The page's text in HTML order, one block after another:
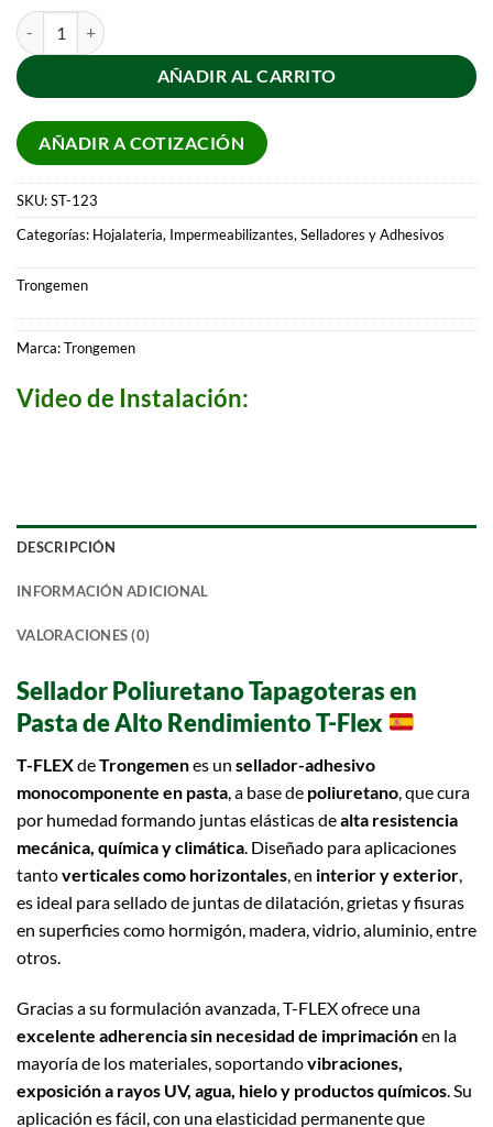
AÑADIR AL CARRITO
AÑADIR A COTIZACIÓN
SKU:ST-123
Categorías: Hojalateria, Impermeabilizantes, Selladores y Adhesivos
Trongemen
Marca:Trongemen
Video de Instalación:
DESCRIPCIÓN
INFORMACIÓN ADICIONAL
VALORACIONES (0)
Sellador PoliuretanoTapagoterasen
Pasta de Alto RendimientoT-Flex
T-FLEXdeTrongemenes un sellador-adhesivo
monocomponente en pasta, a base de poliuretano, que cura
por humedad formando juntas elásticas dealta resistencia
mecánica, química y climática. Diseñado para aplicaciones
tantoverticales como horizontales, en interior y exterior,
es ideal para sellado de juntas de dilatación, grietas y fisuras
en superficies como hormigón, madera, vidrio, aluminio, entre
otros.
Gracias a su formulación avanzada, T-FLEX ofrece una
excelente adherencia sin necesidad de imprimaciónen la
mayoría de los materiales, soportandovibraciones,
exposición a rayos UV, agua, hielo y productos químicos. Su
aplicación es fácil, con una elasticidad permanente que